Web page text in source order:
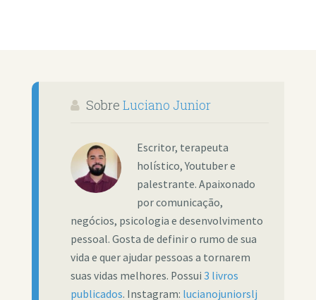
Sobre Luciano Junior
Escritor, terapeuta
holístico, Youtuber e
palestrante. Apaixonado
por comunicação,
negócios, psicologia e desenvolvimento
pessoal. Gosta de definir o rumo de sua
vida e quer ajudar pessoas a tornarem
suas vidas melhores. Possui 3 livros
publicados. Instagram: lucianojuniorslj